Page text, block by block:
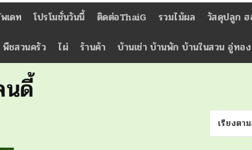
เดท โปรโมชั่นวันนี้ ติดต่อThaiG รวมไม้ผล วัสดุปลูก ฮ
พืชสวนครัว ไผ่ ร้านค้า บ้านเช่า บ้านพัก บ้านในสวน อู่ทอ
นดี้